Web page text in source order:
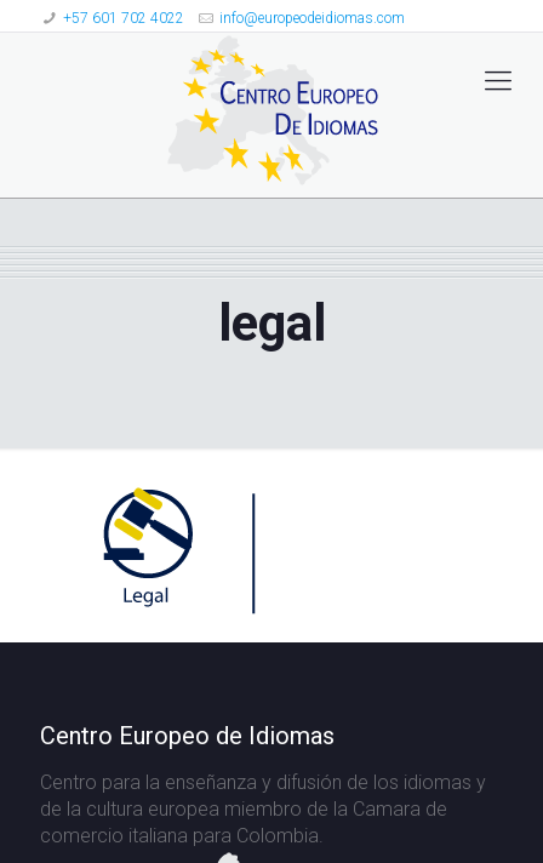
+57 601 702 4022 info@europeodeidiomas.com
legal
Centro Europeo de Idiomas
Centro para la enseñanza y difusión de los idiomas y
de la cultura europea miembro de la Camara de
comercio italiana para Colombia.